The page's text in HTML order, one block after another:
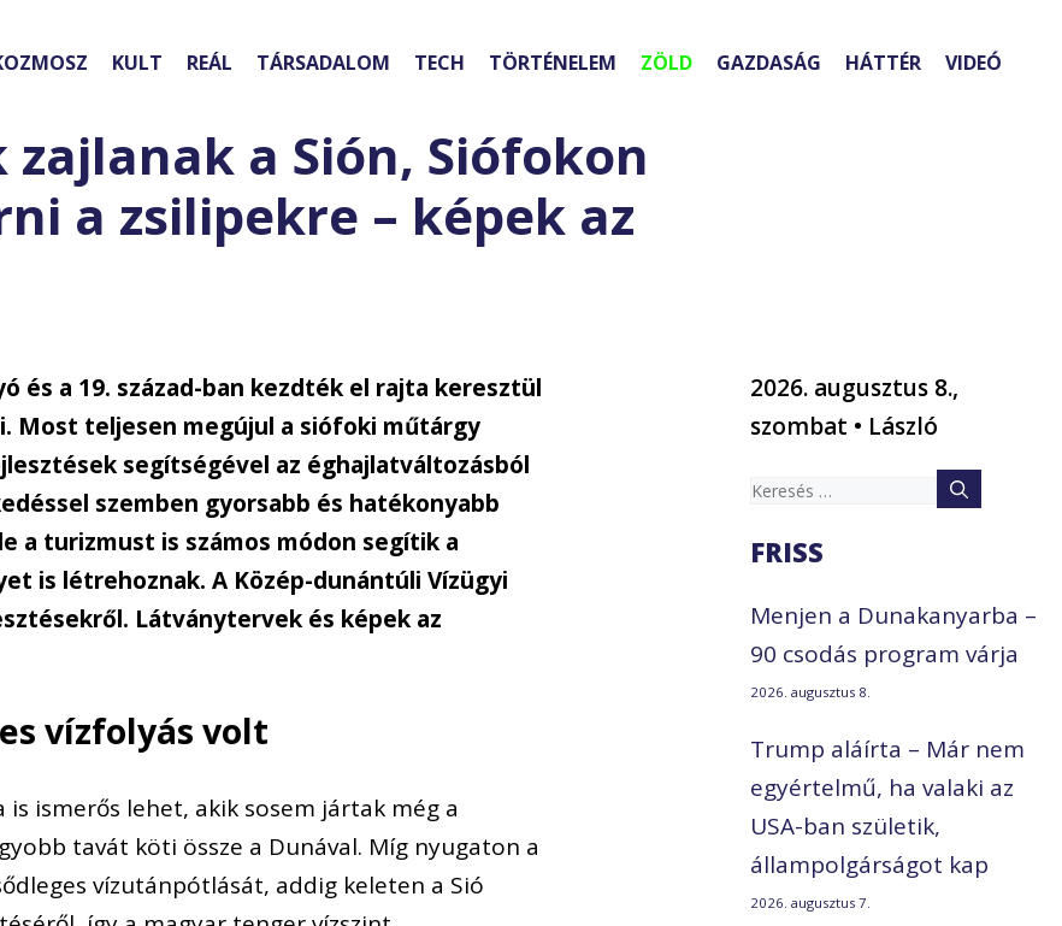
KULT REÁL TÁRSADALOM TECH TÖRTÉNELEM ZÖLD GAZDASÁG HÁTTÉR VIDEÓ
a Sión, Siófokon
a zsilipekre – képek az
és a 19. század-ban kezdték el rajta keresztül
Most teljesen megújul a siófoki műtárgy
segítségével az éghajlatváltozásból
szemben gyorsabb és hatékonyabb
a turizmust is számos módon segítik a
is létrehoznak. A Közép-dunántúli Vízügyi
Látványtervek és képek az
vízfolyás volt
ismerős lehet, akik sosem jártak még a
tavát köti össze a Dunával. Míg nyugaton a
vízutánpótlását, addig keleten a Sió
2026. augusztus 8.,
szombat • László
Keresés:
FRISS
Menjen a Dunakanyarba –
90 csodás program várja
2026. augusztus 8.
Trump aláírta – Már nem
egyértelmű, ha valaki az
USA-ban születik,
állampolgárságot kap
2026. augusztus 7.